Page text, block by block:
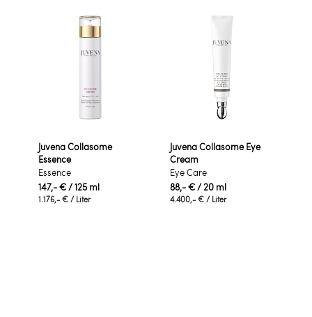
Juvena Collasome
Essence
Essence
147,- €/ 125 ml
1.176,- € / Liter
Juvena Collasome Eye
Cream
Eye Care
88,- €/ 20 ml
4.400,- € / Liter